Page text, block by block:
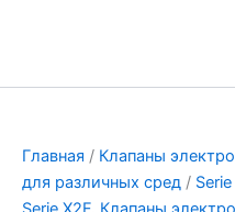
Главная / Клапаны
для различных сред /